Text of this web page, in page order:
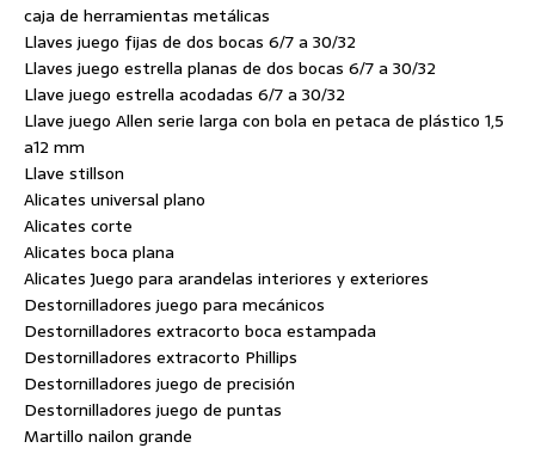
caja de herramientas metálicas
Llaves juego fijas de dos bocas 6/7 a 30/32
Llaves juego estrella planas de dos bocas 6/7 a 30/32
Llave juego estrella acodadas 6/7 a 30/32
Llave juego Allen serie larga con bola en petaca de plástico 1,5
a12 mm
Llave stillson
Alicates universal plano
Alicates corte
Alicates boca plana
Alicates Juego para arandelas interiores y exteriores
Destornilladores juego para mecánicos
Destornilladores extracorto boca estampada
Destornilladores extracorto Phillips
Destornilladores juego de precisión
Destornilladores juego de puntas
Martillo nailon grande